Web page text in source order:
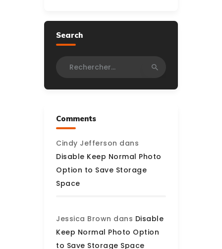
Search
Comments
Cindy Jefferson dans
Disable Keep Normal Photo
Option to Save Storage
Space
Jessica Brown dans Disable
Keep Normal Photo Option
to Save Storage Space